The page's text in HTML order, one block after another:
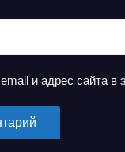
и адрес сайта